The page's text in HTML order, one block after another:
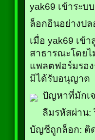
yak69 เข้าระบบ
ล็อกอินอย่างป
เมื่อ yak69 เข้
สาธารณะโดยไ
แพลตฟอร์มรอง
มิได้รับอนุญาต
ปัญหาที่มักเ
ลืมรหัสผ่าน:
บัญชีถูกล็อก: ติ